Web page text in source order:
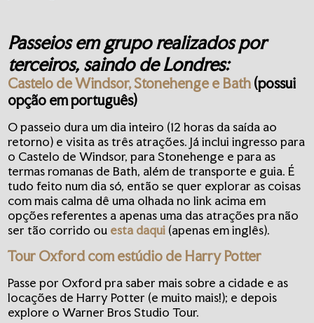
Passeios em grupo realizados por
terceiros, saindo de Londres:
Castelo de Windsor, Stonehenge e Bath (possui
opção em português)
O passeio dura um dia inteiro (12 horas da saída ao
retorno) e visita as três atrações. Já inclui ingresso para
o Castelo de Windsor, para Stonehenge e para as
termas romanas de Bath, além de transporte e guia. É
tudo feito num dia só, então se quer explorar as coisas
com mais calma dê uma olhada no link acima em
opções referentes a apenas uma das atrações pra não
ser tão corrido ou esta daqui (apenas em inglês).
Tour Oxford com estúdio de Harry Potter
Passe por Oxford pra saber mais sobre a cidade e as
locações de Harry Potter (e muito mais!); e depois
explore o Warner Bros Studio Tour.